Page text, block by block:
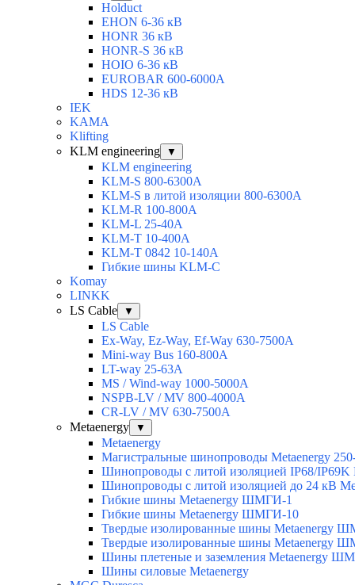
Holduct
EHON 6-36 кВ
HONR 36 кВ
HONR-S 36 кВ
HOIO 6-36 кВ
EUROBAR 600-6000A
HDS 12-36 кВ
IEK
KAMA
Klifting
KLM engineering
▼
KLM engineering
KLM-S 800-6300A
KLM-S в литой изоляции 800-6300A
KLM-R 100-800A
KLM-L 25-40A
KLM-T 10-400A
KLM-T 0842 10-140A
Гибкие шины KLM-C
Komay
LINKK
LS Cable
▼
LS Cable
Ex-Way, Ez-Way, Ef-Way 630-7500A
Mini-way Bus 160-800A
LT-way 25-63A
MS / Wind-way 1000-5000A
NSPB-LV / MV 800-4000A
CR-LV / MV 630-7500A
Metaenergy
▼
Metaenergy
Магистральные шинопроводы Metaenergy
Шинопроводы с литой изоляцией IP68/IP69K
Шинопроводы с литой изоляцией до 24 кВ
Гибкие шины Metaenergy ШМГИ-1
Гибкие шины Metaenergy ШМГИ-10
Твердые изолированные шины Metaenergy
Твердые изолированные шины Metaenergy
Шины плетеные и заземления Metaenergy
Шины силовые Metaenergy